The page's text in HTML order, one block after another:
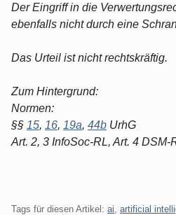
Der Eingriff in die
ebenfalls nicht durch eine
Das Urteil ist nicht rechtskräftig.
Zum Hintergrund:
Normen:
§§ 15, 16, 19a, 44b UrhG
Art. 2, 3 InfoSoc-RL, Art. 4 DSM-
Tags für diesen Artikel: ai artificial